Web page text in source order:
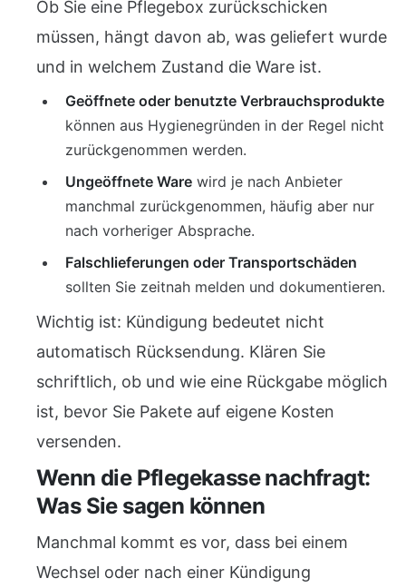
Ob Sie eine Pflegebox zurückschicken
müssen, hängt davon ab, was geliefert wurde
und in welchem Zustand die Ware ist.
Geöffnete oder benutzte Verbrauchsprodukte
können aus Hygienegründen in der Regel nicht
zurückgenommen werden.
Ungeöffnete Ware wird je nach Anbieter
manchmal zurückgenommen, häufig aber nur
nach vorheriger Absprache.
Falschlieferungen oder Transportschäden
sollten Sie zeitnah melden und dokumentieren.
Wichtig ist: Kündigung bedeutet nicht
automatisch Rücksendung. Klären Sie
schriftlich, ob und wie eine Rückgabe möglich
ist, bevor Sie Pakete auf eigene Kosten
versenden.
Wenn die Pflegekasse nachfragt:
Was Sie sagen können
Manchmal kommt es vor, dass bei einem
Wechsel oder nach einer Kündigung